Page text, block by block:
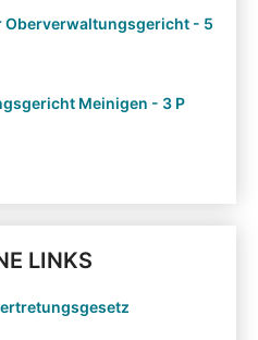
Oberverwaltungsgericht - 5
Meinigen - 3 P
LINKS